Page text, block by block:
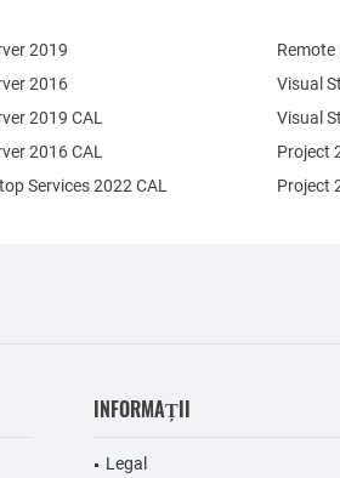
2019
2016
Services 2022 CAL
Remote
2019 CAL
2016 CAL
Visual
Visual
Project
Project
INFORMAȚII
Legal